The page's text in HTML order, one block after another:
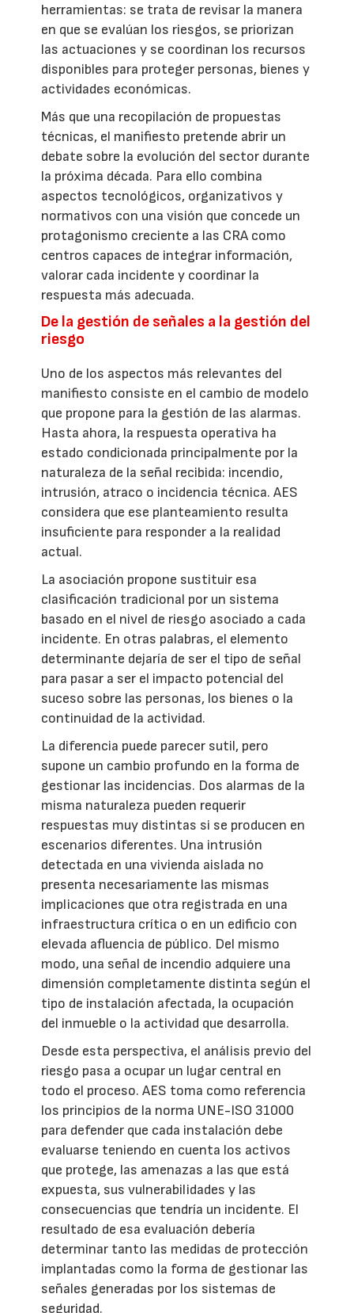
herramientas: se trata de revisar la manera
en que se evalúan los riesgos, se priorizan
las actuaciones y se coordinan los recursos
disponibles para proteger personas, bienes y
actividades económicas.
Más que una recopilación de propuestas
técnicas, el manifiesto pretende abrir un
debate sobre la evolución del sector durante
la próxima década. Para ello combina
aspectos tecnológicos, organizativos y
normativos con una visión que concede un
protagonismo creciente a las CRA como
centros capaces de integrar información,
valorar cada incidente y coordinar la
respuesta más adecuada.
De la gestión de señales a la gestión del
riesgo
Uno de los aspectos más relevantes del
manifiesto consiste en el cambio de modelo
que propone para la gestión de las alarmas.
Hasta ahora, la respuesta operativa ha
estado condicionada principalmente por la
naturaleza de la señal recibida: incendio,
intrusión, atraco o incidencia técnica. AES
considera que ese planteamiento resulta
insuficiente para responder a la realidad
actual.
La asociación propone sustituir esa
clasificación tradicional por un sistema
basado en el nivel de riesgo asociado a cada
incidente. En otras palabras, el elemento
determinante dejaría de ser el tipo de señal
para pasar a ser el impacto potencial del
suceso sobre las personas, los bienes o la
continuidad de la actividad.
La diferencia puede parecer sutil, pero
supone un cambio profundo en la forma de
gestionar las incidencias. Dos alarmas de la
misma naturaleza pueden requerir
respuestas muy distintas si se producen en
escenarios diferentes. Una intrusión
detectada en una vivienda aislada no
presenta necesariamente las mismas
implicaciones que otra registrada en una
infraestructura crítica o en un edificio con
elevada afluencia de público. Del mismo
modo, una señal de incendio adquiere una
dimensión completamente distinta según el
tipo de instalación afectada, la ocupación
del inmueble o la actividad que desarrolla.
Desde esta perspectiva, el análisis previo del
riesgo pasa a ocupar un lugar central en
todo el proceso. AES toma como referencia
los principios de la norma UNE-ISO 31000
para defender que cada instalación debe
evaluarse teniendo en cuenta los activos
que protege, las amenazas a las que está
expuesta, sus vulnerabilidades y las
consecuencias que tendría un incidente. El
resultado de esa evaluación debería
determinar tanto las medidas de protección
implantadas como la forma de gestionar las
señales generadas por los sistemas de
seguridad.